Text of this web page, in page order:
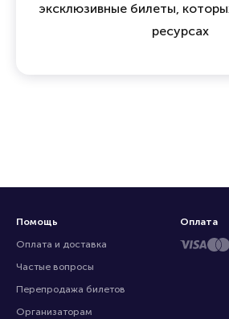
эксклюзивные билеты,
ресурсах
Помощь
Оплата и доставка
Частые вопросы
Перепродажа билетов
Организаторам
Оплата